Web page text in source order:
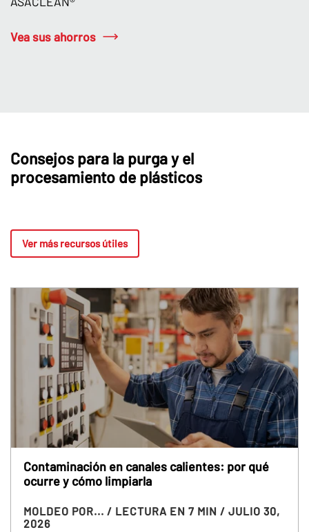
Vea sus ahorros
Consejos para la purga y el
procesamiento de plásticos
Ver más recursos útiles
Contaminación en canales calientes: por qué
ocurre y cómo limpiarla
MOLDEO POR... / LECTURA EN 7 MIN / JULIO 30,
2026